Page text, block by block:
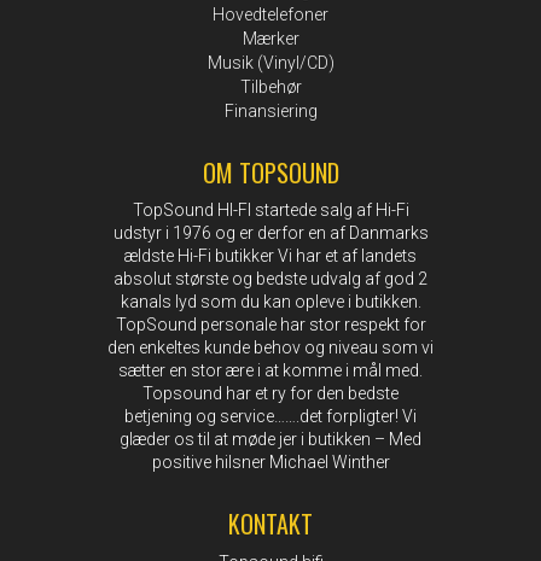
Hovedtelefoner
Mærker
Musik (Vinyl/CD)
Tilbehør
Finansiering
OM TOPSOUND
TopSound HI-FI startede salg af Hi-Fi
udstyr i 1976 og er derfor en af Danmarks
ældste Hi-Fi butikker Vi har et af landets
absolut største og bedste udvalg af god 2
kanals lyd som du kan opleve i butikken.
TopSound personale har stor respekt for
den enkeltes kunde behov og niveau som vi
sætter en stor ære i at komme i mål med.
Topsound har et ry for den bedste
betjening og service…….det forpligter! Vi
glæder os til at møde jer i butikken – Med
positive hilsner Michael Winther
KONTAKT